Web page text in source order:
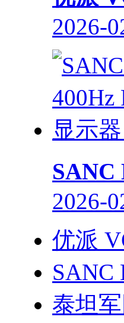
2026-
SANC
2026-
优派
SANC
泰坦